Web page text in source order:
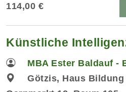
114,00 €
Künstliche
MBA Ester Baldauf -
Götzis, Haus